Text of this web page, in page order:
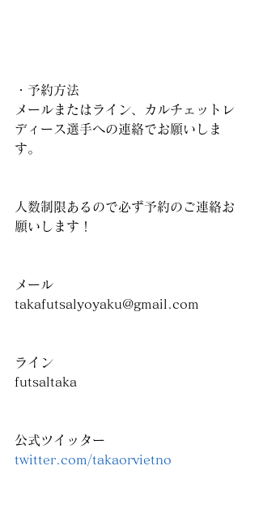
・予約方法
メールまたはライン、カルチェットレ
ディース選手への連絡でお願いしま
す。
人数制限あるので必ず予約のご連絡お
願いします！
メール
takafutsalyoyaku@gmail.com
ライン
futsaltaka
公式ツイッター
twitter.com/takaorvietno